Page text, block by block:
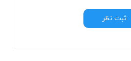
ثبت نظر